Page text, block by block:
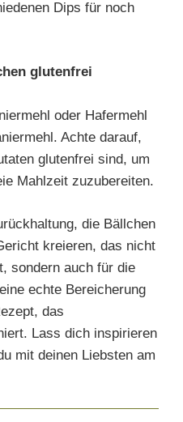
Dips für noch
glutenfrei
oder Hafermehl
Achte darauf,
glutenfrei sind, um
Mahlzeit zuzubereiten.
die Bällchen
kreieren, das nicht
sondern auch für die
echte Bereicherung
das
Lass dich inspirieren
mit deinen Liebsten am